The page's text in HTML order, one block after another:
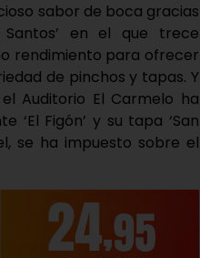
sabor de boca gracias
en el que trece
rendimiento para ofrecer
de pinchos y tapas. Y
Auditorio El Carmelo ha
Figón’ y su tapa ‘San
se ha impuesto sobre el